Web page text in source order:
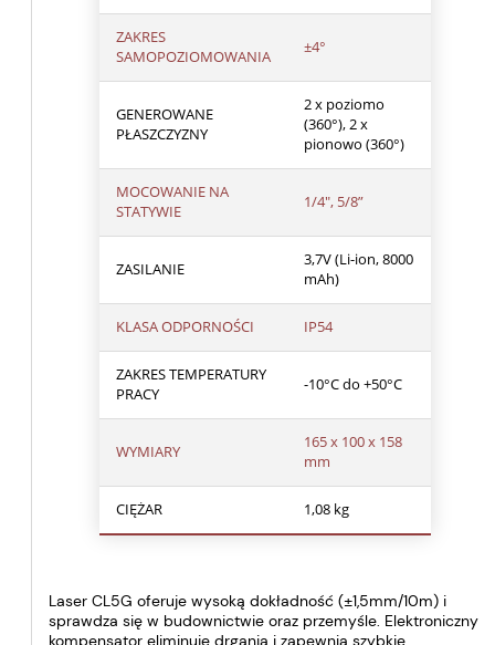
ZAKRES
SAMOPOZIOMOWANIA
±4°
GENEROWANE
PŁASZCZYZNY
2 x poziomo
(360°), 2 x
pionowo (360°)
MOCOWANIE NA
STATYWIE
1/4″, 5/8”
ZASILANIE
3,7V (Li-ion, 8000
mAh)
KLASA ODPORNOŚCI IP54
ZAKRES TEMPERATURY
PRACY
-10°C do +50°C
WYMIARY
165 x 100 x 158
mm
CIĘŻAR 1,08 kg
Laser CL5G oferuje wysoką dokładność (±1,5mm/10m) i
sprawdza się w budownictwie oraz przemyśle. Elektroniczny
kompensator eliminuje drgania i zapewnia szybkie